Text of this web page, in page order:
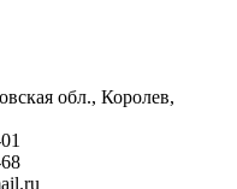
обл., Королев,